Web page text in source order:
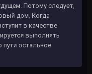
Потому следует,
дом. Когда
в качестве
выполнять
остальное